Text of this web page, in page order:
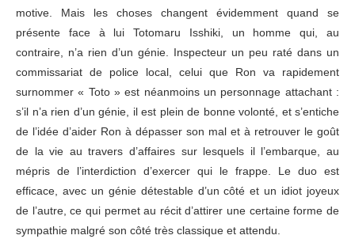
motive. Mais les choses changent évidemment quand se
présente face à lui Totomaru Isshiki, un homme qui, au
contraire, n’a rien d’un génie. Inspecteur un peu raté dans un
commissariat de police local, celui que Ron va rapidement
surnommer « Toto » est néanmoins un personnage attachant :
s’il n’a rien d’un génie, il est plein de bonne volonté, et s’entiche
de l’idée d’aider Ron à dépasser son mal et à retrouver le goût
de la vie au travers d’affaires sur lesquels il l’embarque, au
mépris de l’interdiction d’exercer qui le frappe. Le duo est
efficace, avec un génie détestable d’un côté et un idiot joyeux
de l’autre, ce qui permet au récit d’attirer une certaine forme de
sympathie malgré son côté très classique et attendu.